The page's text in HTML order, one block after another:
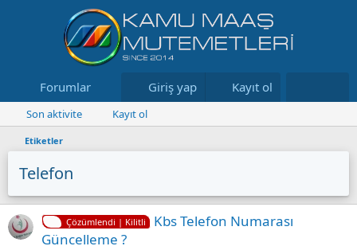
Forumlar Neler yeni Kaynaklar
Giriş yap Kayıt ol
Son aktivite Kayıt ol
Etiketler
Telefon
Çözümlendi | Kilitli
Kbs Telefon Numarası
Güncelleme ?